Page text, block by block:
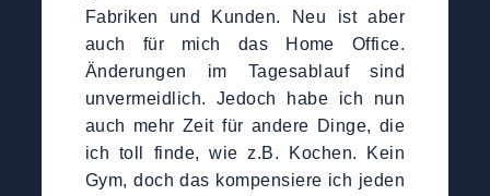
Fabriken und Kunden. Neu ist aber
auch für mich das Home Office.
Änderungen im Tagesablauf sind
unvermeidlich. Jedoch habe ich nun
auch mehr Zeit für andere Dinge, die
ich toll finde, wie z.B. Kochen. Kein
Gym, doch das kompensiere ich jeden